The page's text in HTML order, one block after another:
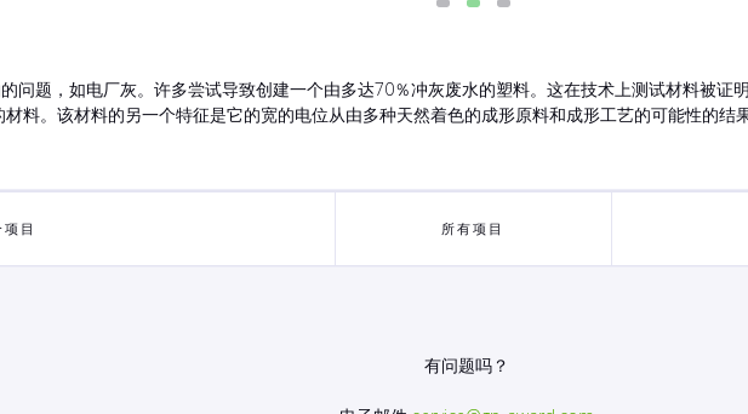
问题，如电厂灰。许多尝试导致创建一个由多达70％冲灰废水的塑料。这在技术上测试材料被证
料。该材料的另一个特征是它的宽的电位从由多种天然着色的成形原料和成形工艺的可能性的结果
项目 所有项目
有问题吗？